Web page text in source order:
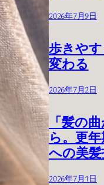
2026年7月9日
歩きや
変わる
2026年7月2日
「髪の
ら。更
への美
2026年7月1日